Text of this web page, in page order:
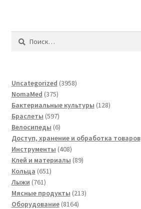
Найти:
Uncategorized 39583958
NomaMed 375375
товаров
Бактериальные культуры 128128
Браслеты 597597
товаров
Велосипеды 66
товаров
Доступ, хранение и обработка товаров
Инструменты 408408
товаров
Клей и материалы 8989
Кольца 651651
Лыжи 761761
товар
Мясные продукты 213213
Оборудование 81648164